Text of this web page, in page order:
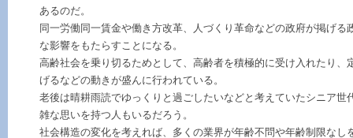
あるのだ。
同一労働同一賃金や働き方改革、人づくり革命などの政府が掲げる
な影響をもたらすことになる。
高齢社会を乗り切るためとして、高齢者を積極的に受け入れたり、
げるなどの動きが盛んに行われている。
老後は晴耕雨読でゆっくりと過ごしたいなどと考えていたシニア世
雑な思いを持つ人もいるだろう。
社会構造の変化を考えれば、多くの業界が年齢不問や年齢制限なし